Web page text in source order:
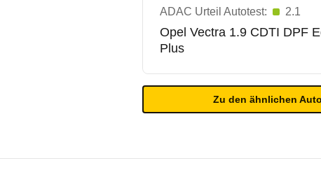
ADAC Urteil Autotest: 2.1
Opel Vectra 1.9 CDTI DPF
Plus
Zu den ähnlichen